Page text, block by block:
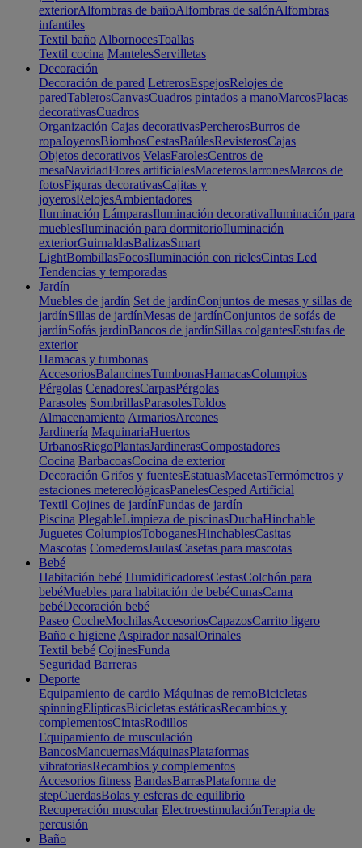
exteriorAlfombras de bañoAlfombras de salónAlfombras
infantiles
Textil baño AlbornocesToallas
Textil cocina MantelesServilletas
Decoración
Decoración de pared LetrerosEspejosRelojes de
paredTablerosCanvasCuadros pintados a manoMarcosPlacas
decorativasCuadros
Organización Cajas decorativasPercherosBurros de
ropaJoyerosBiombosCestasBaúlesRevisterosCajas
Objetos decorativos VelasFarolesCentros de
mesaNavidadFlores artificialesMaceterosJarronesMarcos de
fotosFiguras decorativasCajitas y
joyerosRelojesAmbientadores
Iluminación LámparasIluminación decorativaIluminación para
mueblesIluminación para dormitorioIluminación
exteriorGuirnaldasBalizasSmart
LightBombillasFocosIluminación con rielesCintas Led
Tendencias y temporadas
Jardín
Muebles de jardín Set de jardínConjuntos de mesas y sillas de
jardínSillas de jardínMesas de jardínConjuntos de sofás de
jardínSofás jardínBancos de jardínSillas colgantesEstufas de
exterior
Hamacas y tumbonas
AccesoriosBalancinesTumbonasHamacasColumpios
Pérgolas CenadoresCarpasPérgolas
Parasoles SombrillasParasolesToldos
Almacenamiento ArmariosArcones
Jardinería MaquinariaHuertos
UrbanosRiegoPlantasJardinerasCompostadores
Cocina BarbacoasCocina de exterior
Decoración Grifos y fuentesEstatuasMacetasTermómetros y
estaciones metereológicasPanelesCesped Artificial
Textil Cojines de jardínFundas de jardín
Piscina PlegableLimpieza de piscinasDuchaHinchable
Juguetes ColumpiosToboganesHinchablesCasitas
Mascotas ComederosJaulasCasetas para mascotas
Bebé
Habitación bebé HumidificadoresCestasColchón para
bebéMuebles para habitación de bebéCunasCama
bebéDecoración bebé
Paseo CocheMochilasAccesoriosCapazosCarrito ligero
Baño e higiene Aspirador nasalOrinales
Textil bebé CojinesFunda
Seguridad Barreras
Deporte
Equipamiento de cardio Máquinas de remoBicicletas
spinningElípticasBicicletas estáticasRecambios y
complementosCintasRodillos
Equipamiento de musculación
BancosMancuernasMáquinasPlataformas
vibratoriasRecambios y complementos
Accesorios fitness BandasBarrasPlataforma de
stepCuerdasBolas y esferas de equilibrio
Recuperación muscular ElectroestimulaciónTerapia de
percusión
Baño